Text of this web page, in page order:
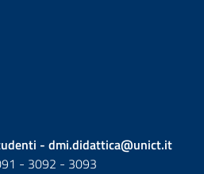
- dmi.didattica@unict.it
- 3092 - 3093